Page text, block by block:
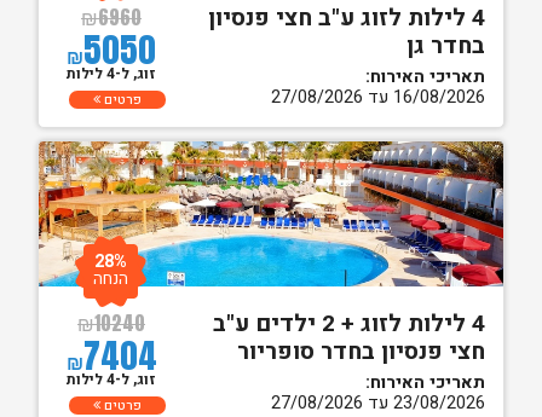
4 לילות לזוג ע"ב חצי פנסיון
בחדר גן
תאריכי האירוח:
16/08/2026 עד 27/08/2026
₪6960
₪5050
זוג, ל-4 לילות
פרטים
4 לילות לזוג + 2 ילדים ע"ב
חצי פנסיון בחדר סופריור
תאריכי האירוח:
23/08/2026 עד 27/08/2026
₪10240
₪7404
28%
הנחה
זוג, ל-4 לילות
פרטים